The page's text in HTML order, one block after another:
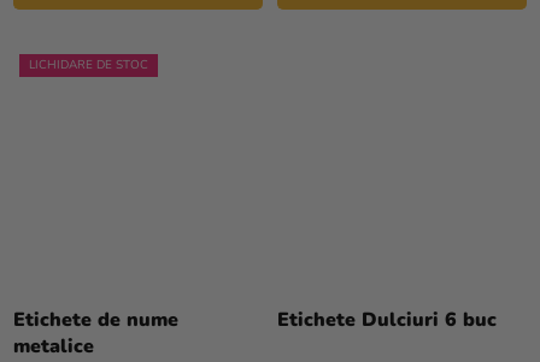
LICHIDARE DE STOC
Etichete de nume
metalice
Etichete Dulciuri 6 buc